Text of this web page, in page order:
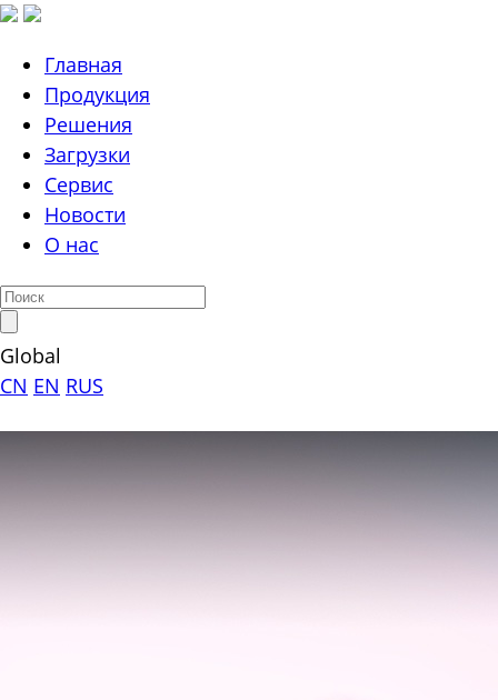
Главная
Продукция
Решения
Загрузки
Сервис
Новости
О нас
Global
CN EN RUS